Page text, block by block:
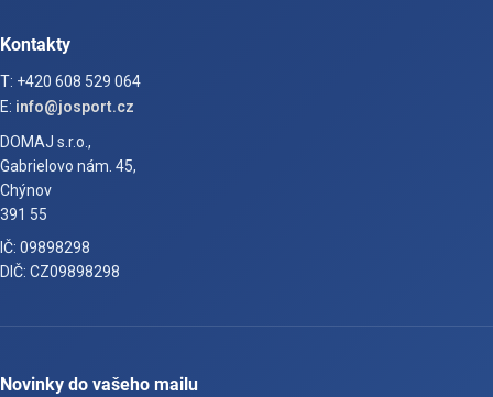
Kontakty
T: +420 608 529 064
E: info@josport.cz
DOMAJ s.r.o.,
Gabrielovo nám. 45,
Chýnov
391 55
IČ: 09898298
DIČ: CZ09898298
Novinky do vašeho mailu